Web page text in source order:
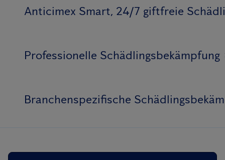
Anticimex Smart, 24/7 giftfreie
Professionelle Schädlingsbekämpfung
Branchenspezifische